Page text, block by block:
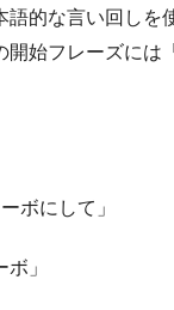
語的な言い回し
開始フレーズに
ボにして」
」